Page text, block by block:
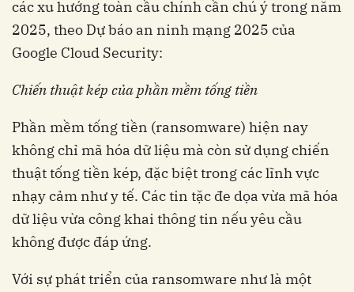
các xu hướng toàn cầu chính cần chú ý trong năm
2025, theo Dự báo an ninh mạng 2025 của
Google Cloud Security:
Chiến thuật kép của phần mềm tống tiền
Phần mềm tống tiền (ransomware) hiện nay
không chỉ mã hóa dữ liệu mà còn sử dụng chiến
thuật tống tiền kép, đặc biệt trong các lĩnh vực
nhạy cảm như y tế. Các tin tặc đe dọa vừa mã hóa
dữ liệu vừa công khai thông tin nếu yêu cầu
không được đáp ứng.
Với sự phát triển của ransomware như là một